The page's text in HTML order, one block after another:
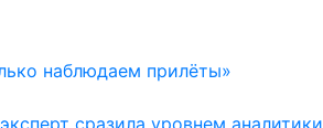
наблюдаем прилёты»
сразила уровнем аналитики